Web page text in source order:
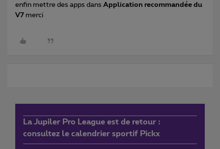
enfin mettre des apps dans Application recommandée du
V7 merci
La Jupiler Pro League est de retour :
consultez le calendrier sportif Pickx